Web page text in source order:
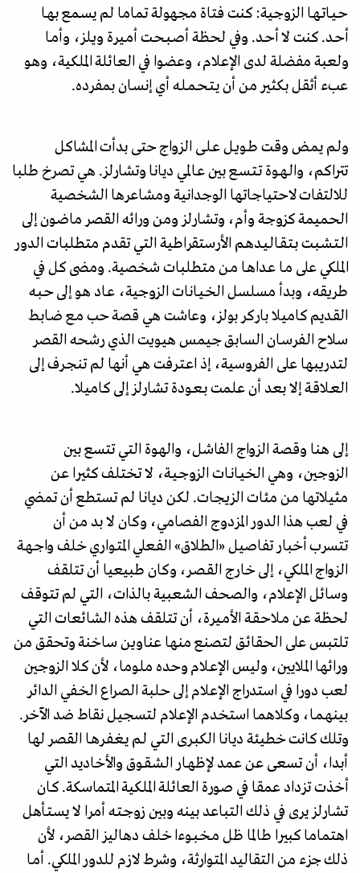
حـيـاتـهـا الزوجية: كنت فتاة مجهولة تماما لم يسـمع بهـا
أحـد. كنت لا أحـد. وفي لحظة أصـبـحـت أمـيـرة ويلز، وأمـا
ولعبة مفضلة لدى الإعلام، وعضوا في العائلة الملكية، وهو
عبء أثقل بكثير من أن يـتـحـمـلـه أي إنسـان بمفرده.
ولـم يمـض وقـت طـويـل عـلـى الزواج حتى بدأت المشاكل
تتراكم، والـهـوة تـتـسـع بين عـالمي دیانا وتشارلز. هي تصرخ طلبا
للالتفات لاحتياجاتها الوجدانية ومشاعرها الشخصية
الحميمة كزوجة وأم، وتشارلز ومن ورائه القصر ماضون إلى
الـتـشـبـت بـتـقـالـيـدهـم الأرستقراطية التي تقدم متطلبات الدور
الملكي على مـا عـداهـا مـن متطلبات شخصية. ومضى كل في
طريقه، وبدأ مسلسل الخـيـانات الزوجية، عـاد هو إلى حـبـه
القـديم كاميلا باركر بولز، وعاشت هي قصة حب مـع ضـابـط
سـلاح الـفـرسـان السابق جيمس هيويت الذي رشحه القصر
لتدريبها على الفروسية، إذ اعـتـرفت هي أنها لم تنجـرف إلى
العـلاقـة إلا بعد أن علمت بـعـودة تشارلز إلى كاميلا.
إلى هنا وقصة الزواج الفاشل، والهوة التي تتسع بين
الزوجين، وهي الخيـانـات الزوجـيـة، لا تختلف كثيرا عن
مثيلاتها من مئات الزيجات. لكن ديانا لم تستطع أن تمضي
في لعب هذا الدور المزدوج الفصامي، وكان لا بد من أن
تتسرب أخبار تفاصيل «الطلاق» الفـعلي المتـواري خلف واجـهـة
الزواج الملكي، إلى خارج القـصـر، وكان طبيعيا أن تتلقف
وسائل الإعلام، والصحف الشعبية بالذات، التي لم تتوقف
لحظة عن مـلاحـقـة الأمـيـرة، أن تتلقف هذه الشائعات التي
تلتبس على الحقائق لتصنع منها عناوين ساخنة وتحقق من
ورائها الملايين، وليس الإعـلام وحده ملوما، لأن كلا الزوجين
لعب دورا في استدراج الإعلام إلى حلبة الصـراع الخـفي الدائر
بينهـمـا، وكلاهما استخدم الإعلام لتسجيل نقاط ضد الآخر.
وتلك كانت خطيئة ديانا الكبـرى التي لـم يـغـفـرهـا القصر لها
أبدا، أن تسعى عن عمد لإظهـار الـشـقـوق والأخاديد التي
أخذت تزداد عمقا في صورة العائلة الملكية المتماسكة. كـان
تشارلز يرى في ذلك التباعد بينه وبين زوجـتـه أمـرا لا يسـتـأهل
اهتماما كبيرا طالما ظل مـخـبـوءا خلف دهاليز القصر، لأن
ذلك جزء من التقاليد المتوارثة، وشرط لازم للدور الملكي. أمـا